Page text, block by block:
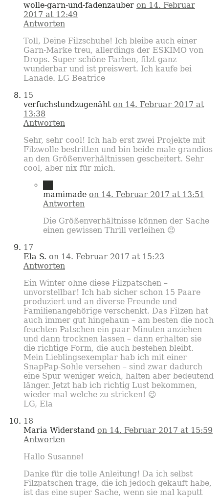
wolle-garn-und-fadenzauber on 14. Februar
2017 at 12:49
Antworten
Toll, Deine Filzschuhe! Ich bleibe auch einer
Garn-Marke treu, allerdings der ESKIMO von
Drops. Super schöne Farben, filzt ganz
wunderbar und ist preiswert. Ich kaufe bei
Lanade. LG Beatrice
15
verfuchstundzugenäht on 14. Februar 2017 at
13:38
Antworten
Sehr, sehr cool! Ich hab erst zwei Projekte mit
Filzwolle bestritten und bin beide male grandios
an den Größenverhältnissen gescheitert. Sehr
cool, aber nix für mich.
mamimade on 14. Februar 2017 at 13:51
Antworten
Die Größenverhältnisse können der Sache
einen gewissen Thrill verleihen 😉
17
Ela S. on 14. Februar 2017 at 15:23
Antworten
Ein Winter ohne diese Filzpatschen –
unvorstellbar! Ich hab sicher schon 15 Paare
produziert und an diverse Freunde und
Familienangehörige verschenkt. Das Filzen hat
auch immer gut hingehaun – am besten die noch
feuchten Patschen ein paar Minuten anziehen
und dann trocknen lassen – dann erhalten sie
die richtige Form, die auch bestehen bleibt.
Mein Lieblingsexemplar hab ich mit einer
SnapPap-Sohle versehen – sind zwar dadurch
eine Spur weniger weich, halten aber bedeutend
länger. Jetzt hab ich richtig Lust bekommen,
wieder mal welche zu stricken! 😉
LG, Ela
18
Maria Widerstand on 14. Februar 2017 at 15:59
Antworten
Hallo Susanne!
Danke für die tolle Anleitung! Da ich selbst
Filzpatschen trage, die ich jedoch gekauft habe,
ist das eine super Sache, wenn sie mal kaputt